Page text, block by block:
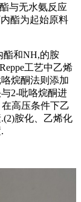
与无水氨反应
酯为起始原料
酯和NH,的胺
工艺中乙烯
烷酮法则添加
2-吡咯烷酮进
高压条件下乙
胺化、乙烯化